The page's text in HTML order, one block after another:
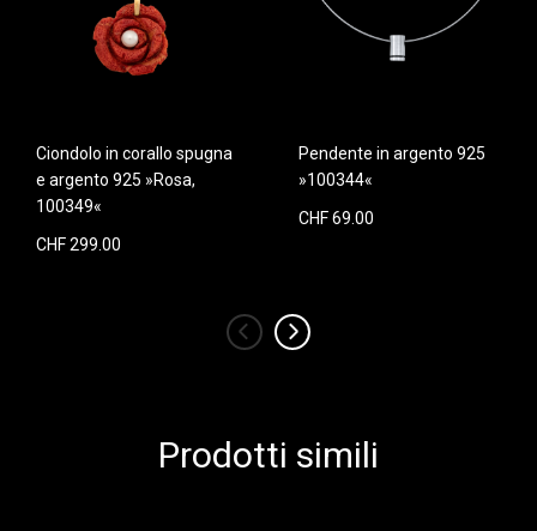
Ciondolo in corallo spugna
e argento 925 »Rosa,
100349«
CHF 299.00
Pendente in argento 925
»100344«
CHF 69.00
‹ ›
Prodotti simili